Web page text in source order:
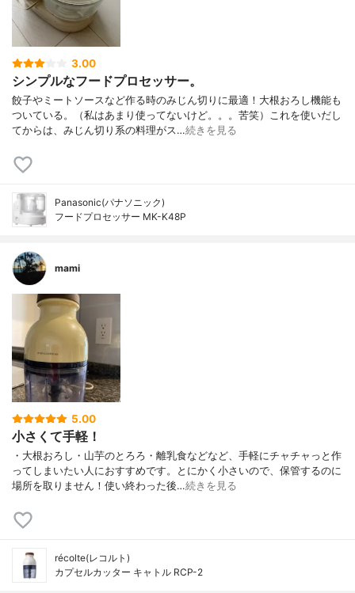
3.00
シンプルなフードプロセッサー。
餃子やミートソースなど作る時のみじん切りに最適！大根おろし機能も
ついている。（私はあまり使ってないけど。。。苦笑）これを使いだし
てからは、みじん切り系の料理がス…続きを見る
Panasonic(パナソニック)
フードプロセッサー MK-K48P
mami
5.00
小さくて手軽！
・大根おろし・山芋のとろろ・離乳食などなど、手軽にチャチャっと作
ってしまいたい人におすすめです。とにかく小さいので、保管するのに
場所を取りません！使い終わった後…続きを見る
récolte(レコルト)
カプセルカッター キャトル RCP-2